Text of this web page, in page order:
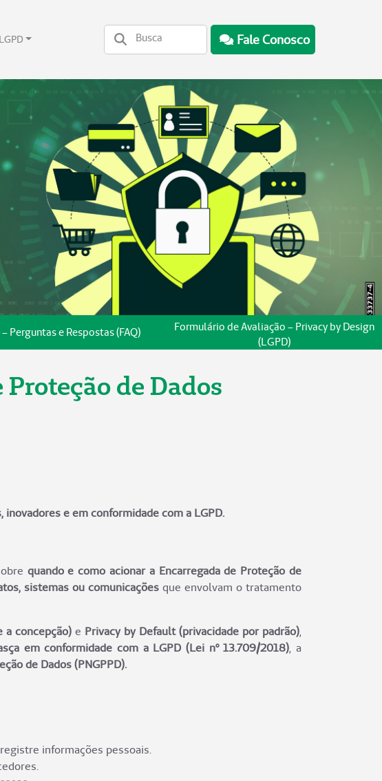
LGPD Fale Conosco
Perguntas e Respostas (FAQ)
Formulário de Avaliação – Privacy by Design
(LGPD)
de Dados
inovadores e em conformidade com a LGPD.
quando e como acionar a Encarregada de Proteção de
sistemas ou comunicaçõesque envolvam o tratamento
a concepção)e Privacy by Default (privacidade por padrão),
em conformidade com a LGPD (Lei nº 13.709/2018), a
de Dados (PNGPPD).
informações pessoais.